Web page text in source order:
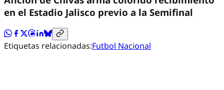
en el Estadio Jalisco previo a la Semifinal
Etiquetas relacionadas:Futbol Nacional